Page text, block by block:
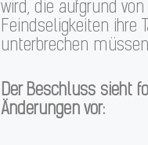
wird, die aufgrund von
Feindseligkeiten ihre
unterbrechen
Der Beschluss sieht
Änderungen vor: